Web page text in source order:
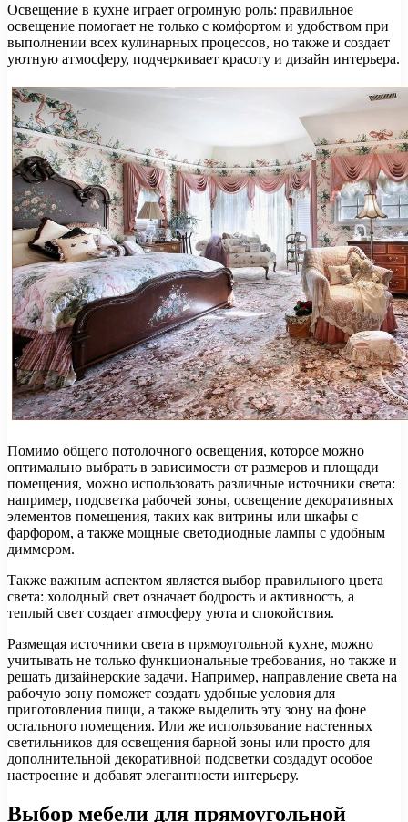
Освещение в кухне играет огромную роль: правильное
освещение помогает не только с комфортом и удобством при
выполнении всех кулинарных процессов, но также и создает
уютную атмосферу, подчеркивает красоту и дизайн интерьера.
Помимо общего потолочного освещения, которое можно
оптимально выбрать в зависимости от размеров и площади
помещения, можно использовать различные источники света:
например, подсветка рабочей зоны, освещение декоративных
элементов помещения, таких как витрины или шкафы с
фарфором, а также мощные светодиодные лампы с удобным
диммером.
Также важным аспектом является выбор правильного цвета
света: холодный свет означает бодрость и активность, а
теплый свет создает атмосферу уюта и спокойствия.
Размещая источники света в прямоугольной кухне, можно
учитывать не только функциональные требования, но также и
решать дизайнерские задачи. Например, направление света на
рабочую зону поможет создать удобные условия для
приготовления пищи, а также выделить эту зону на фоне
остального помещения. Или же использование настенных
светильников для освещения барной зоны или просто для
дополнительной декоративной подсветки создадут особое
настроение и добавят элегантности интерьеру.
Выбор мебели для прямоугольной